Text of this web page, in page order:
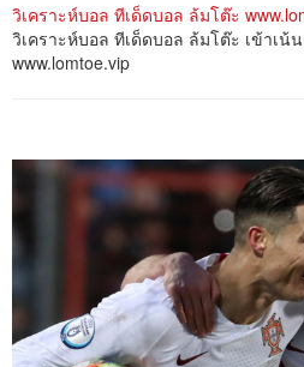
วิเคราะห์บอล ทีเด็ดบอล ล้มโต๊ะ
วิเคราะห์บอล ทีเด็ดบอล ล้มโต๊ะ เข้าเน้
www.lomtoe.vip